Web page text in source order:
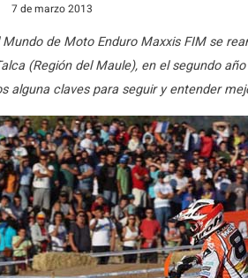
7 de marzo 2013
de Moto Enduro Maxxis FIM se
(Región del Maule), en el segundo
alguna claves para seguir y entender